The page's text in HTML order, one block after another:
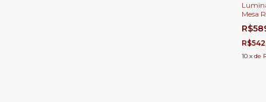
Mesa
Sala
10 x de